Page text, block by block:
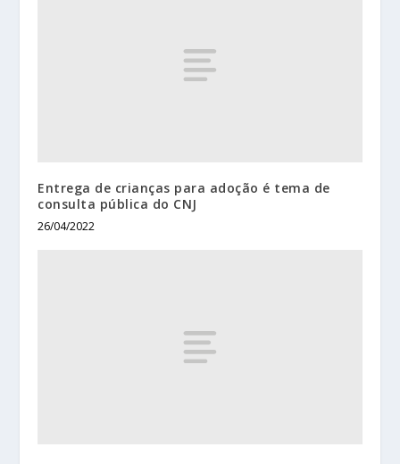
Entrega de crianças para adoção é tema de
consulta pública do CNJ
26/04/2022